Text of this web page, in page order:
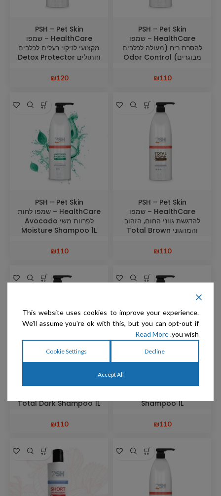
PSH – Pet Skin
HealthCare – שמפו
להסרת ריח (מעולה לכלבים
מבוגרים) Odor Control
₪110
PSH – Pet Skin
HealthCare – שמפו
מקצועי לניקוי רעלים לכלבים
וחתולים Detox Protector
₪120
PSH – Pet Skin
HealthCare – שמפו
להדגשת גווני החום, הזהוב
והמהגוני Total Brown
₪110
PSH – Pet Skin
HealthCare – שמפו לחות
לפרוות משי Avocado
Moisture Shampoo 1L
₪110
HealthCare – שמפו
Shampoo 1L
₪110
HealthCare – שמפו
Total Dark Shampoo 1L
₪110
This website uses cookies to improve your experience.
We'll assume you're ok with this, but you can opt-out if
you wish.
Read More
Decline
Cookie Settings
Accept All